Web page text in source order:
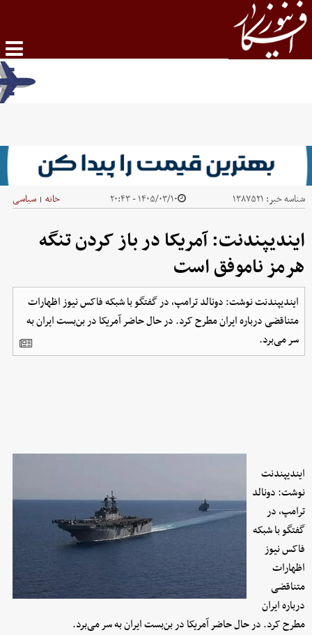
شناسه خبر: ۱۳۸۷۵۲۱ ۱۴۰۵/۰۳/۱۰ - ۲۰:۴۳ خانه | سیاسی
ایندیپندنت: آمریکا در باز کردن تنگه
هرمز ناموفق است
ایندیپندنت نوشت: دونالد ترامپ، در گفتگو با شبکه فاکس نیوز اظهارات
متناقضی درباره ایران مطرح کرد. در حال حاضر آمریکا در بن‌بست ایران به
سر می‌برد.
ایندیپندنت
نوشت: دونالد
ترامپ، در
گفتگو با شبکه
فاکس نیوز
اظهارات
متناقضی
درباره ایران
مطرح کرد. در حال حاضر آمریکا در بن‌بست ایران به سر می‌برد.